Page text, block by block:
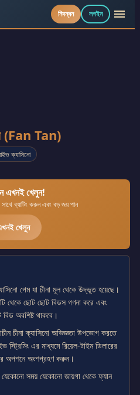
নিবন্ধন লগইন menu
(Fan Tan)
ক্যাসিনো
এখনই খেলুন!
সাথে ব্যাটিং করুন এবং বড় জয় পান
খেলুন
গেম যা চীনা মূল থেকে উদ্ভূত হয়েছে।
থেকে ছোট ছোট বিডস গণনা করে এবং
অবশিষ্ট থাকবে।
চীনা ক্যাসিনো অভিজ্ঞতা উপভোগ করতে
এর মাধ্যমে রিয়েল-টাইম ডিলারের
অপশনে অংশগ্রহণ করুন।
সময় যেকোনো জায়গা থেকে ফ্যান